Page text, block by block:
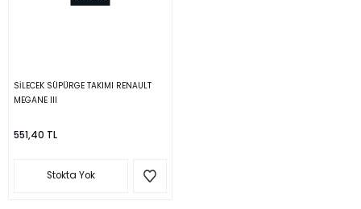
SİLECEK SÜPÜRGE TAKIMI RENAULT
MEGANE III
551,40 TL
Stokta Yok